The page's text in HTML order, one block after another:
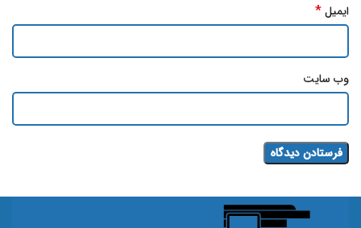
ایمیل*
وب‌ سایت